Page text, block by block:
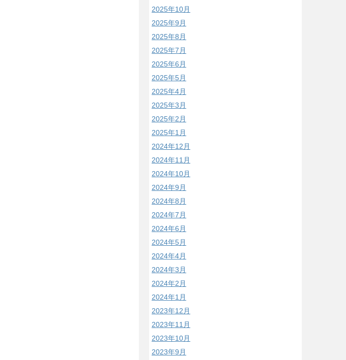
2025年10月
2025年9月
2025年8月
2025年7月
2025年6月
2025年5月
2025年4月
2025年3月
2025年2月
2025年1月
2024年12月
2024年11月
2024年10月
2024年9月
2024年8月
2024年7月
2024年6月
2024年5月
2024年4月
2024年3月
2024年2月
2024年1月
2023年12月
2023年11月
2023年10月
2023年9月